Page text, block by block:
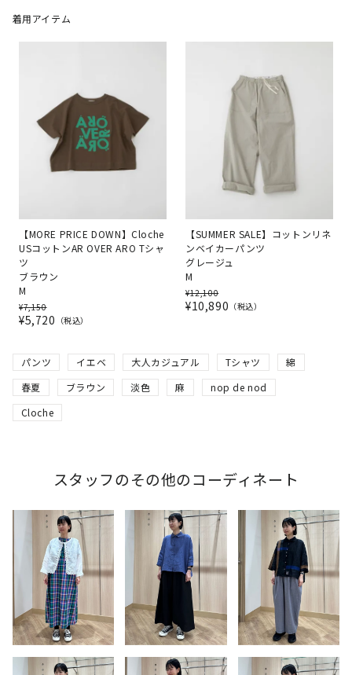
着用アイテム
【MORE PRICE DOWN】Cloche
USコットンAR OVER ARO Tシャ
ツ
ブラウン
M
¥7,150
¥5,720 税込
【SUMMER SALE】コットンリネ
ンベイカーパンツ
グレージュ
M
¥12,100
¥10,890 税込
パンツ イエベ 大人カジュアル Tシャツ
綿
春夏
ブラウン 淡色 麻
nop de nod
Cloche
スタッフのその他のコーディネート